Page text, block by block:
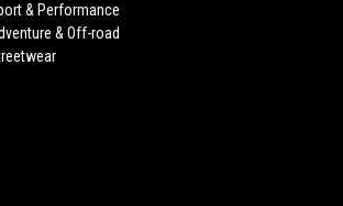
& Performance
& Off-road